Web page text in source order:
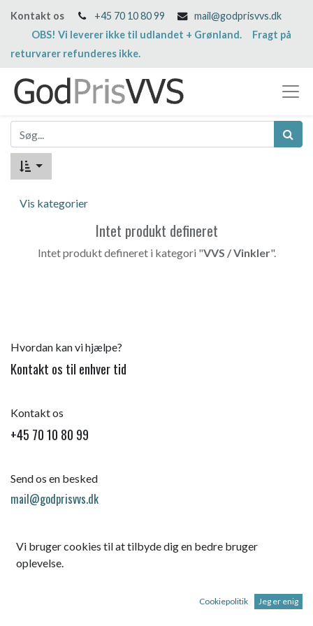
Kontakt os +45 70 10 80 99
mail@godprisvvs.dk
OBS! Vi leverer ikke til udlandet + Grønland. Fragt på
returvarer refunderes ikke.
Vis kategorier
Intet produkt defineret
Intet produkt defineret i kategori "VVS / Vinkler".
Hvordan kan vi hjælpe?
Kontakt os til enhver tid
Kontakt os
+45 70 10 80 99
Send os en besked
mail@godprisvvs.dk
Startside
Vi bruger cookies til at tilbyde dig en bedre bruger
oplevelse.
Cookiepolitik Jeg er enig